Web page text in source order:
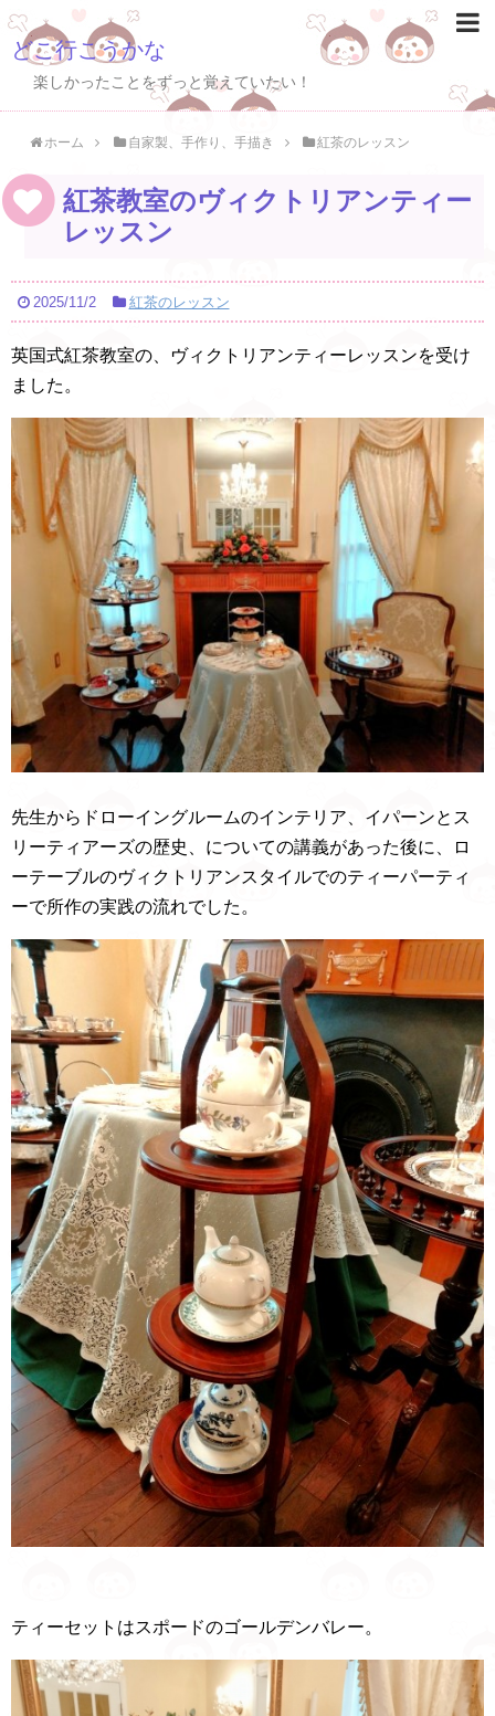
どこ行こうかな
楽しかったことをずっと覚えていたい！
ホーム 自家製、手作り、手描き 紅茶のレッスン
紅茶教室のヴィクトリアンティー
レッスン
2025/11/2 紅茶のレッスン
英国式紅茶教室の、ヴィクトリアンティーレッスンを受け
ました。
先生からドローイングルームのインテリア、イパーンとス
リーティアーズの歴史、についての講義があった後に、ロ
ーテーブルのヴィクトリアンスタイルでのティーパーティ
ーで所作の実践の流れでした。
ティーセットはスポードのゴールデンバレー。